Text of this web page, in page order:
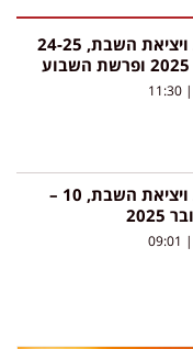
זמני כניסת ויציאת השבת, 24-25
זמני כניסת ויציאת השבת, 10 –